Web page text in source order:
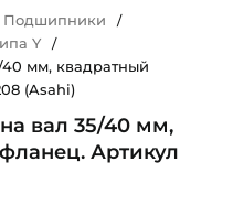
Подшипники /
Y /
мм, квадратный
(Asahi)
вал 35/40 мм,
Артикул